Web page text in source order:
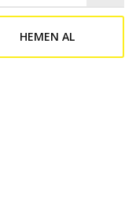
HEMEN AL